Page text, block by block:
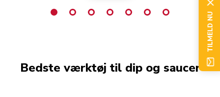
Bedste værktøj til dip og saucer
TILMELD NU